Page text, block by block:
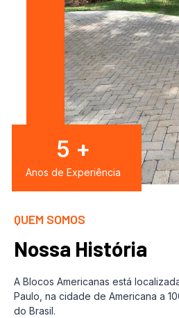
QUEM SOMOS
Nossa História
A Blocos Americanas está
Paulo, na cidade de Americana a
do Brasil.
8 +
Anos de Experiência